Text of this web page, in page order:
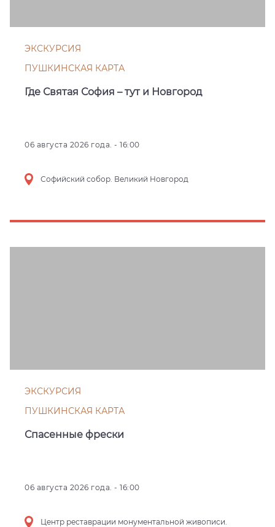
ЭКСКУРСИЯ
ПУШКИНСКАЯ КАРТА
Где Святая София – тут и Новгород
06 августа 2026 года. - 16:00
Софийский собор. Великий Новгород
ЭКСКУРСИЯ
ПУШКИНСКАЯ КАРТА
Спасенные фрески
06 августа 2026 года. - 16:00
Центр реставрации монументальной живописи.